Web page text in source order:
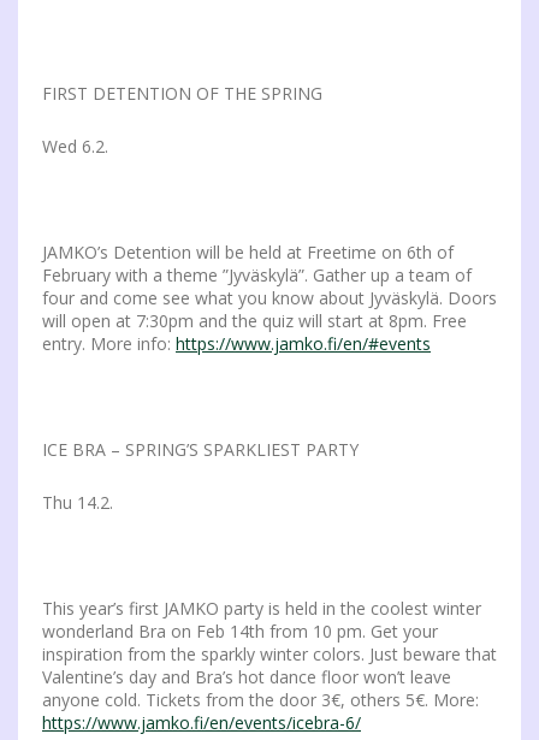
FIRST DETENTION OF THE SPRING
Wed 6.2.
JAMKO’s Detention will be held at Freetime on 6th of
February with a theme ”Jyväskylä”. Gather up a team of
four and come see what you know about Jyväskylä. Doors
will open at 7:30pm and the quiz will start at 8pm. Free
entry. More info: https://www.jamko.fi/en/#events
ICE BRA – SPRING’S SPARKLIEST PARTY
Thu 14.2.
This year’s first JAMKO party is held in the coolest winter
wonderland Bra on Feb 14th from 10 pm. Get your
inspiration from the sparkly winter colors. Just beware that
Valentine’s day and Bra’s hot dance floor won’t leave
anyone cold. Tickets from the door 3€, others 5€. More:
https://www.jamko.fi/en/events/icebra-6/